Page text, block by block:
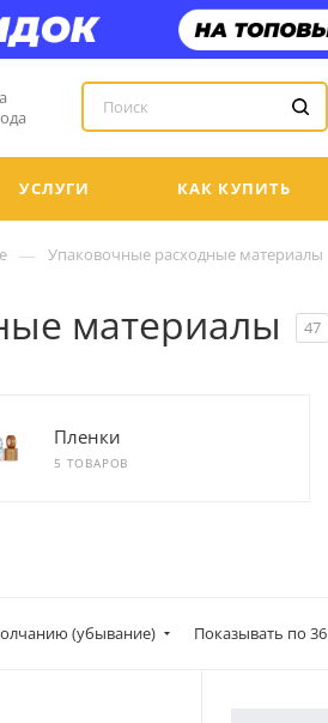
УСЛУГИ КАК КУПИТЬ
— Упаковочные расходные материалы
материалы 47
Пленки
5 ТОВАРОВ
(убывание) Показывать по 36